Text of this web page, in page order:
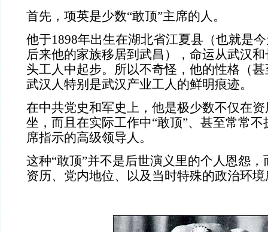
首先，项英是少数“敢顶”主席的人。
他于1898年出生在湖北省江夏县（也就是
后来他的家族移居到武昌），命运从武汉
头工人中起步。所以不奇怪，他的性格 （
武汉人特别是武汉产业工人的鲜明痕迹。
在中共党史和军史上，他是极少数不仅在
坐，而且在实际工作中“敢顶”、甚至常常
席指示的高级领导人。
这种“敢顶”并不是后世演义里的个人恩怨
资历、党内地位、以及当时特殊的政治环